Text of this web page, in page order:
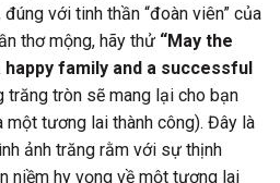
với tinh thần “đoàn viên” của
thơ mộng, hãy thử “May the
family and a successful
trăng tròn sẽ mang lại cho bạn
một tương lai thành công). Đây là
ảnh trăng rằm với sự thịnh
niềm hy vọng về một tương lai